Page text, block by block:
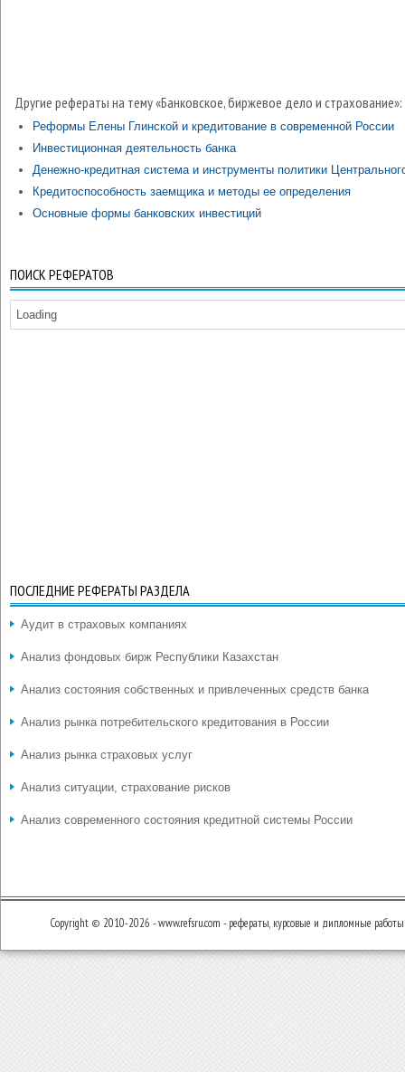
Другие рефераты на тему «Банковское, биржевое дело и страхование»:
Реформы Елены Глинской и кредитование в современной России
Инвестиционная деятельность банка
Денежно-кредитная система и инструменты политики
Кредитоспособность заемщика и методы ее определения
Основные формы банковских инвестиций
ПОИСК РЕФЕРАТОВ
Loading
ПОСЛЕДНИЕ РЕФЕРАТЫ РАЗДЕЛА
Аудит в страховых компаниях
Анализ фондовых бирж Республики Казахстан
Анализ состояния собственных и привлеченных средств банка
Анализ рынка потребительского кредитования в России
Анализ рынка страховых услуг
Анализ ситуации, страхование рисков
Анализ современного состояния кредитной системы России
Copyright © 2010-2026 - www.refsru.com - рефераты, курсовые и дипломные работы